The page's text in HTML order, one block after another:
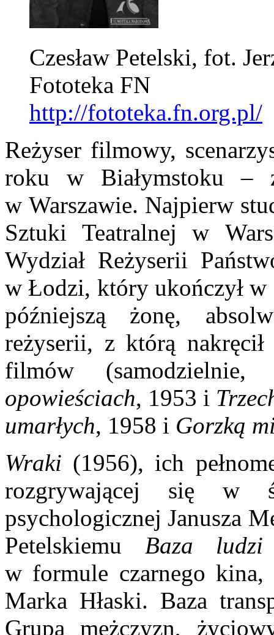
Czesław Petelski, fot.
Fototeka FN
http://fototeka.fn.org.pl/
Reżyser filmowy,
roku w Białymstoku –
w Warszawie. Najpierw
Sztuki Teatralnej w
Wydział Reżyserii
w Łodzi, który ukończył w
późniejszą żonę,
reżyserii, z którą
filmów
opowieściach, 1953 i
umarłych, 1958 i Gorzką
Wraki (1956), ich
rozgrywającej się w
psychologicznej Janusza
Petelskiemu Baza ludzi
w formule czarnego
Marka Hłaski. Baza
Grupa mężczyzn,